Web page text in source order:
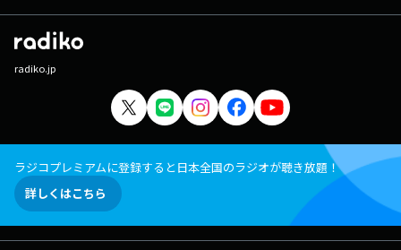
radiko.jp
ラジコプレミアムに登録すると日本全国のラジオが聴き放題！
詳しくはこちら